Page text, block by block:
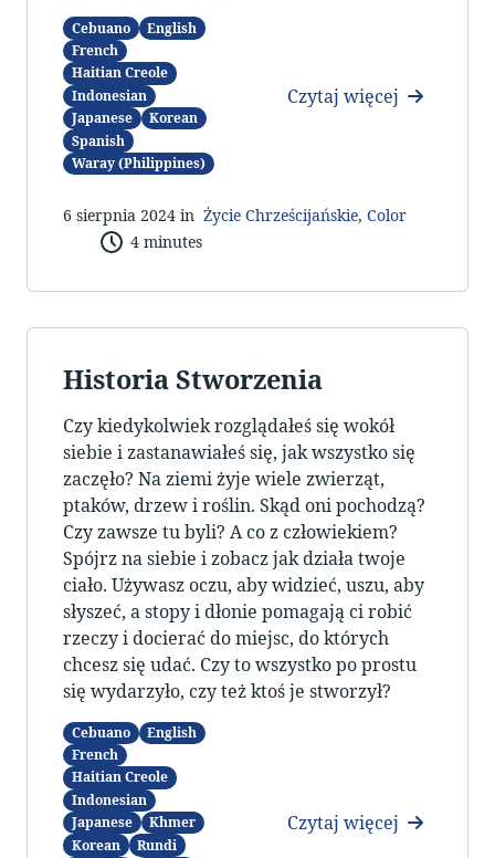
Cebuano
English
French
Haitian Creole
Indonesian
Japanese
Korean
Spanish
Waray (Philippines)
Czytaj więcej
6 sierpnia 2024 in Życie Chrześcijańskie, Color
4 minutes
Historia Stworzenia
Czy kiedykolwiek rozglądałeś się wokół
siebie i zastanawiałeś się, jak wszystko się
zaczęło? Na ziemi żyje wiele zwierząt,
ptaków, drzew i roślin. Skąd oni pochodzą?
Czy zawsze tu byli? A co z człowiekiem?
Spójrz na siebie i zobacz jak działa twoje
ciało. Używasz oczu, aby widzieć, uszu, aby
słyszeć, a stopy i dłonie pomagają ci robić
rzeczy i docierać do miejsc, do których
chcesz się udać. Czy to wszystko po prostu
się wydarzyło, czy też ktoś je stworzył?
Cebuano
English
French
Haitian Creole
Indonesian
Japanese
Khmer
Korean
Rundi
Czytaj więcej